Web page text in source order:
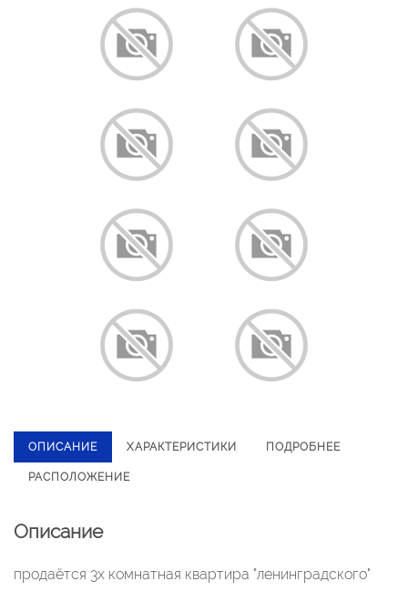
ОПИСАНИЕ ХАРАКТЕРИСТИКИ ПОДРОБНЕЕ
РАСПОЛОЖЕНИЕ
Описание
продаётся 3х комнатная квартира "ленинградского"